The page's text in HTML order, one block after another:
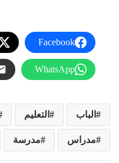
Facebook
WhatsApp
الباب التعليم
مدراس مدرسة